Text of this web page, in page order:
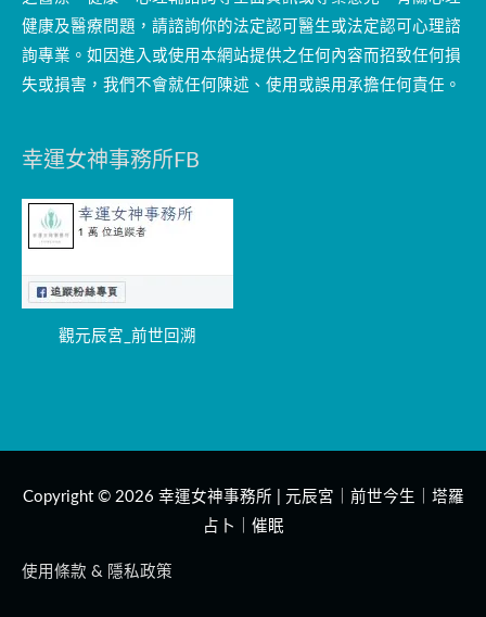
健康及醫療問題，請諮詢你的法定認可醫生或法定認可心理諮
詢專業。如因進入或使用本網站提供之任何內容而招致任何損
失或損害，我們不會就任何陳述、使用或誤用承擔任何責任。
幸運女神事務所FB
觀元辰宮_前世回溯
Copyright © 2026 幸運女神事務所 | 元辰宮｜前世今生｜塔羅
占卜｜催眠
使用條款 & 隱私政策